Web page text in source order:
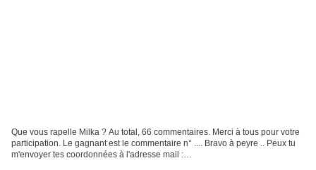
Que vous rapelle Milka ? Au total, 66 commentaires. Merci à tous pour votre
participation. Le gagnant est le commentaire n° .... Bravo à peyre .. Peux tu
m'envoyer tes coordonnées à l'adresse mail :